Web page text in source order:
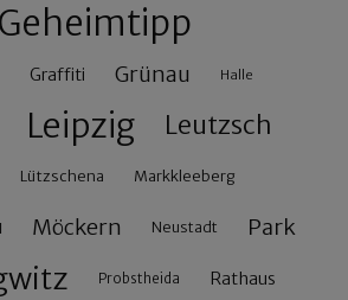
Geheimtipp
Graffiti Grünau Halle
Leipzig Leutzsch
Lützschena Markkleeberg
Möckern Neustadt Park
Probstheida Rathaus